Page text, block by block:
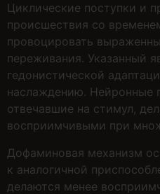
Циклические поступки и
происшествия со
провоцировать
переживания. Указанный
гедонистической
наслаждению. Нейронные
отвечавшие на стимул,
восприимчивыми при
Дофаминовая механизм
к аналогичной
делаются менее